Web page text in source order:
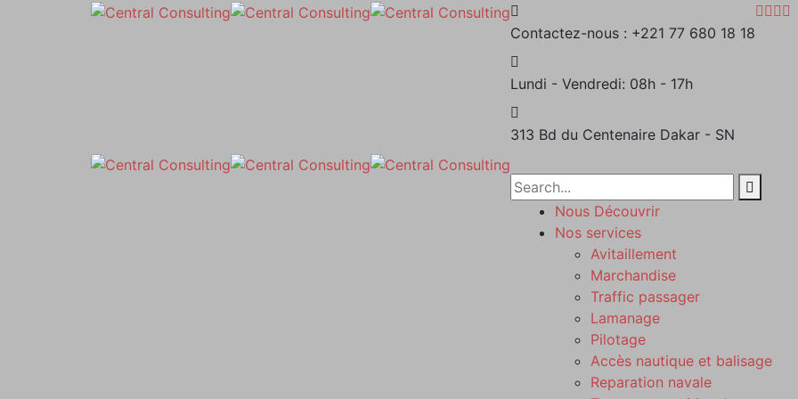
Contactez-nous : +221 77 680 18 18
Lundi - Vendredi: 08h - 17h
313 Bd du Centenaire Dakar - SN
Nous Découvrir
Nos services
Avitaillement
Marchandise
Traffic passager
Lamanage
Pilotage
Accès nautique et balisage
Reparation navale